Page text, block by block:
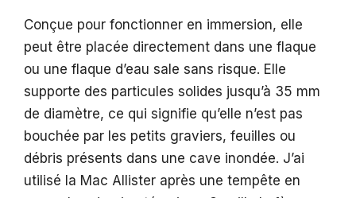
Conçue pour fonctionner en immersion, elle
peut être placée directement dans une flaque
ou une flaque d’eau sale sans risque. Elle
supporte des particules solides jusqu’à 35 mm
de diamètre, ce qui signifie qu’elle n’est pas
bouchée par les petits graviers, feuilles ou
débris présents dans une cave inondée. J’ai
utilisé la Mac Allister après une tempête en